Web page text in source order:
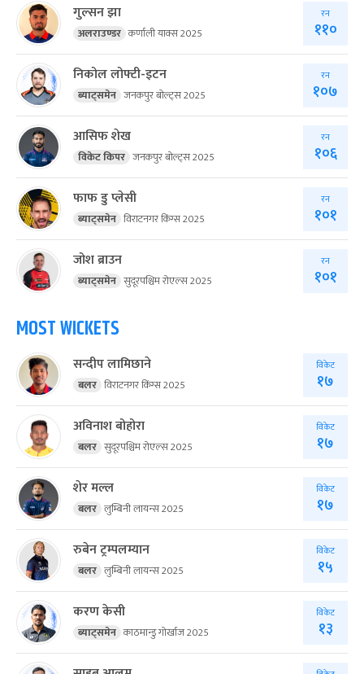
गुल्सन झा
अलराउण्डर कर्णाली याक्स 2025
रन
११०
निकोल लोफ्टी-इटन
ब्याट्समेन जनकपुर बोल्ट्स 2025
रन
१०७
आसिफ शेख
विकेट किपर जनकपुर बोल्ट्स 2025
रन
१०६
फाफ डु प्लेसी
ब्याट्समेन विराटनगर किंग्स 2025
रन
१०१
जोश ब्राउन
ब्याट्समेन सुदूरपश्चिम रोएल्स 2025
रन
१०१
MOST WICKETS
सन्दीप लामिछाने
बलर विराटनगर किंग्स 2025
विकेट
१७
अविनाश बोहोरा
बलर सुदूरपश्चिम रोएल्स 2025
विकेट
१७
शेर मल्ल
बलर लुम्बिनी लायन्स 2025
विकेट
१७
रुबेन ट्रम्पलम्यान
बलर लुम्बिनी लायन्स 2025
विकेट
१५
करण केसी
ब्याट्समेन काठमान्डु गोर्खाज 2025
विकेट
१३